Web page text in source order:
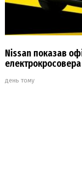
Nissan показав
електрокросовера
день тому